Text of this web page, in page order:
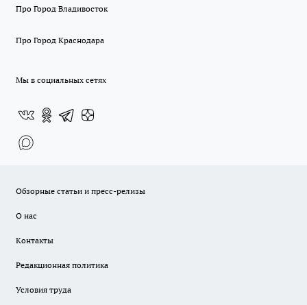
Про Город Владивосток
Про Город Краснодара
Мы в социальных сетях
Обзорные статьи и пресс-релизы
О нас
Контакты
Редакционная политика
Условия труда